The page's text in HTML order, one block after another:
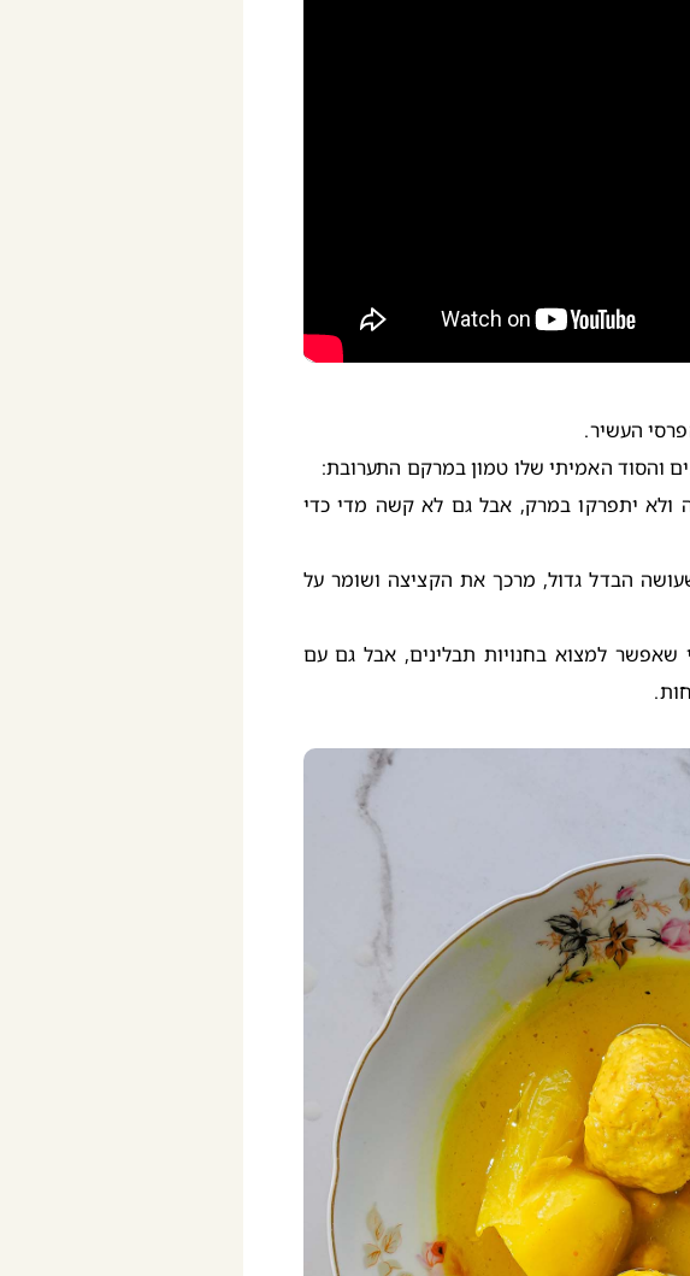
העשיר.
והסוד האמיתי שלו טמון במרקם התערובת:
ולא יתפרקו במרק, אבל גם לא קשה מדי כדי
הבדל גדול, מרכך את הקציצה ושומר על
שאפשר למצוא בחנויות תבלינים, אבל גם עם